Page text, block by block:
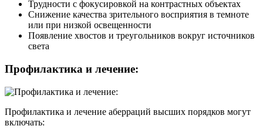
Трудности с фокусировкой на контрастных объектах
Снижение качества зрительного восприятия в темноте
или при низкой освещенности
Появление хвостов и треугольников вокруг источников
света
Профилактика и лечение:
Профилактика и лечение аберраций высших порядков могут
включать: